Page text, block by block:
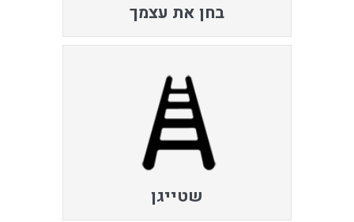
בחן את עצמך
שטייגן